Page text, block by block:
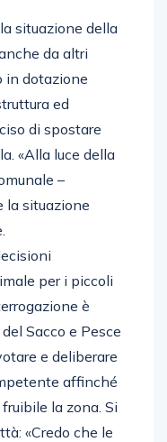
situazione della
da altri
in dotazione
ed
di spostare
«Alla luce della
–
la situazione
per i piccoli
è
Sacco e Pesce
e deliberare
affinché
la zona. Si
«Credo che le